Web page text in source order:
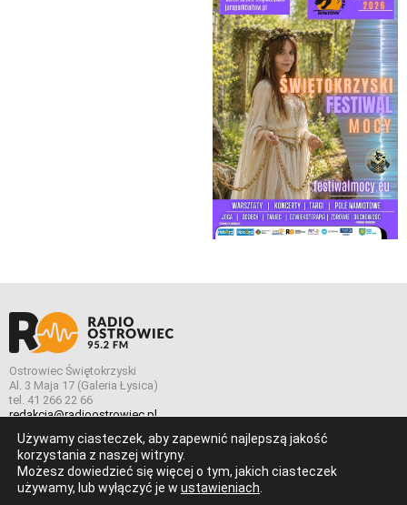
Ostrowiec Świętokrzyski
Al. 3 Maja 17 (Galeria Łysica)
tel. 41 266 22 66
redakcja@radioostrowiec.pl
© Wszelkie prawa zastrzeżone. Radio Ostrowiec 2026 Radio
Ostrowiec.
Stworzone z
Używamy ciasteczek, aby zapewnić najlepszą jakość
korzystania z naszej witryny.
Możesz dowiedzieć się więcej o tym, jakich ciasteczek
używamy, lub wyłączyć je w ustawieniach